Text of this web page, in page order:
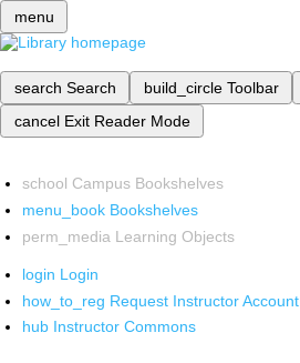
menu
search Search build_circle Toolbar
cancel Exit Reader Mode
school Campus Bookshelves
menu_book Bookshelves
perm_media Learning Objects
login Login
how_to_reg Request Instructor Account
hub Instructor Commons